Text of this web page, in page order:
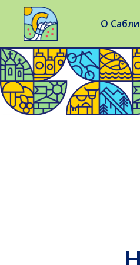
О